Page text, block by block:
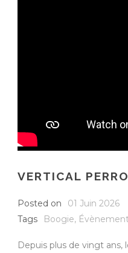
VERTICAL
Posted on
01 Juin 2026
Tags
Boogie,
Depuis plus de vingt ans,